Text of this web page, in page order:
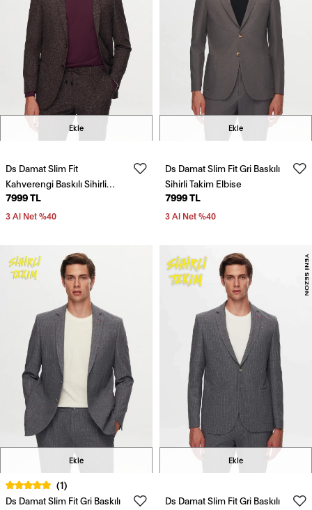
Ekle
Ds Damat Slim Fit
Kahverengi Baskılı Sihirli
Takim Elbise
7999 TL
3 Al Net %40
Ekle
Ds Damat Slim Fit Gri Baskılı
Sihirli Takim Elbise
7999 TL
3 Al Net %40
Ekle
(1)
Ds Damat Slim Fit Gri Baskılı
Ekle
Ds Damat Slim Fit Gri Baskılı